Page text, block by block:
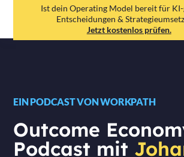
Ist dein Operating Model bereit für
Entscheidungen &
Jetzt kostenlos prüfen.
EIN PODCAST VON WORKPATH
Outcome
Podcast mit